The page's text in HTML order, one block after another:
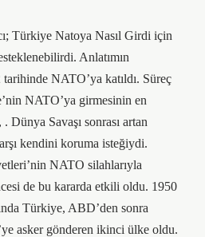
Türkiye Natoya Nasıl Girdi için
Anlatımın
NATO’ya katıldı. Süreç
NATO’ya girmesinin en
Savaşı sonrası artan
kendini koruma isteğiydi.
NATO silahlarıyla
de bu kararda etkili oldu. 1950
Türkiye, ABD’den sonra
asker gönderen ikinci ülke oldu.